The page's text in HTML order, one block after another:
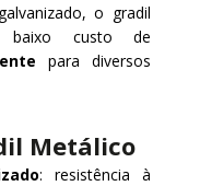
o gradil
custo de
para diversos
Metálico
: resistência à